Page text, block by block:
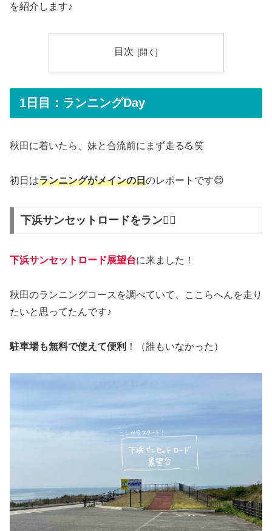
を紹介します♪
目次
1日目：ランニングDay
秋田に着いたら、妹と合流前にまず走る💪笑
初日はランニングがメインの日のレポートです😊
下浜サンセットロードをラン🏃‍♀️
下浜サンセットロード展望台に来ました！
秋田のランニングコースを調べていて、ここらへんを走り
たいと思ってたんです♪
駐車場も無料で使えて便利 ！（誰もいなかった）